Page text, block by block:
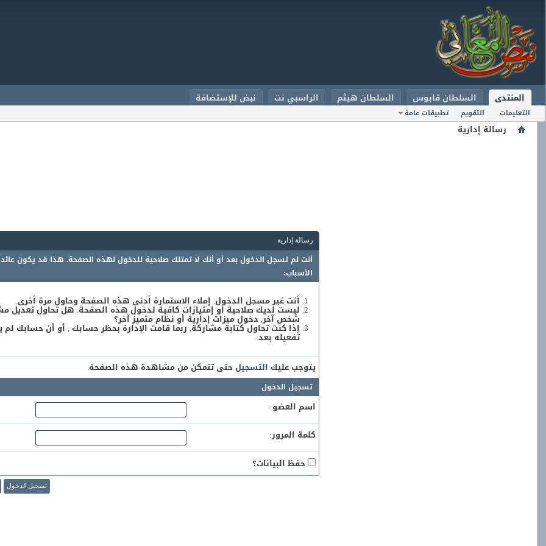
المنتدى
التعليمات التقويم تطبيقات عامة
السلطان قابوس السلطان هيثم الراسبي نت نبض للإستضافة
رسالة إدارية
رسالة إدارية
أنت لم تسجل الدخول بعد أو أنك لا تمتلك صلاحية للدخول لهذه الصفحة. هذا قد يكون
الأسباب:
أنت غير مسجل الدخول. إملاء الاستمارة أدنى هذه الصفحة وحاول مرة أخرى.
ليست لديك صلاحية أو إمتيازات كافية لدخول هذه الصفحة. هل تحاول تعديل
شخص آخر, دخول ميزات إدارية أو نظام متميز آخر؟
إذا كنت تحاول كتابة مشاركة, ربما قامت الإدارة بحظر حسابك , أو أن حسابك لم
تفعيله بعد.
يتوجب عليك التسجيلحتى تتمكن من مشاهدة هذه الصفحة.
تسجيل الدخول
اسم العضو:
كلمة المرور:
حفظ البيانات؟